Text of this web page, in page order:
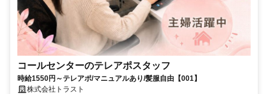
コールセンターのテレアポスタッフ
時給1550円～テレアポ/マニュアルあり/髪服自由【001】
株式会社トラスト